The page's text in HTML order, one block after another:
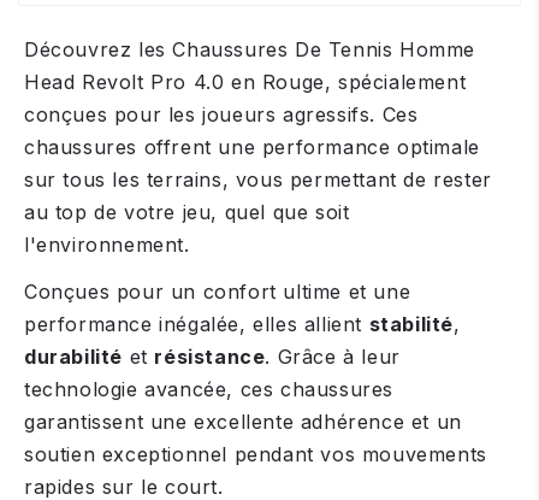
Découvrez les Chaussures De Tennis Homme
Head Revolt Pro 4.0 en Rouge, spécialement
conçues pour les joueurs agressifs. Ces
chaussures offrent une performance optimale
sur tous les terrains, vous permettant de rester
au top de votre jeu, quel que soit
l'environnement.
Conçues pour un confort ultime et une
performance inégalée, elles allient stabilité,
durabilité et résistance. Grâce à leur
technologie avancée, ces chaussures
garantissent une excellente adhérence et un
soutien exceptionnel pendant vos mouvements
rapides sur le court.